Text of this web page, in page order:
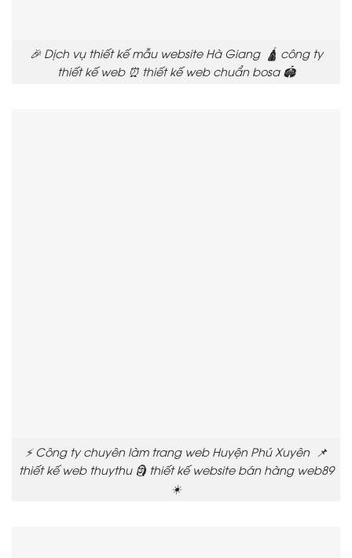
🎉 Dịch vụ thiết kế mẫu website Hà Giang 🛕 công ty
thiết kế web ⏰ thiết kế web chuẩn bosa 🏟️
⚡ Công ty chuyên làm trang web Huyện Phú Xuyên 📌
thiết kế web thuythu 🗿 thiết kế website bán hàng web89
☀️